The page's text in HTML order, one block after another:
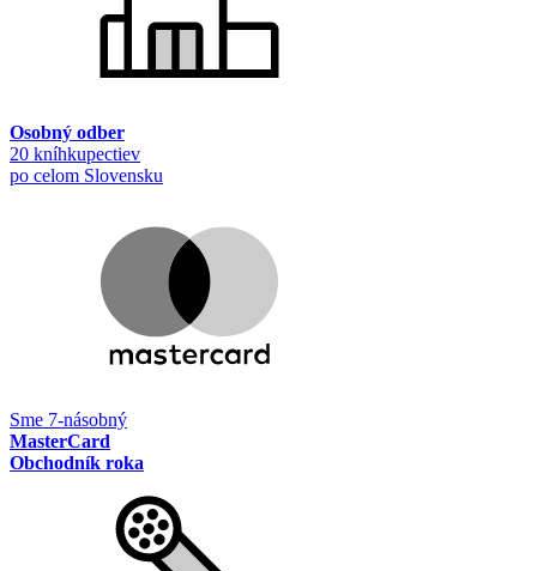
Osobný odber
20 kníhkupectiev
po celom Slovensku
Sme 7-násobný
MasterCard
Obchodník roka